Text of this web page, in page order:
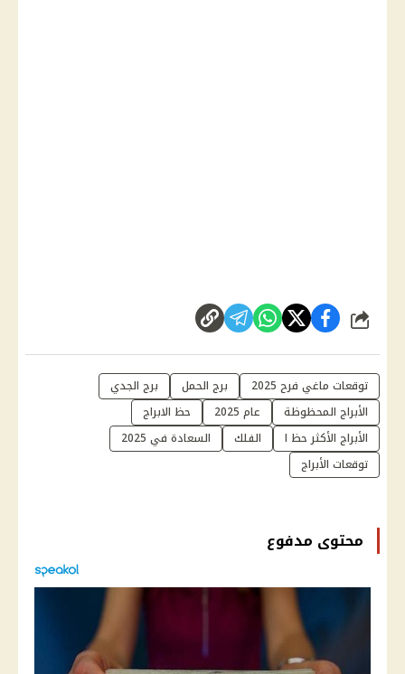
شارك
توقعات ماغي فرح 2025 برج الحمل
برج الجدي
الأبراج المحظوظة
عام 2025
حظ الابراج
الأبراج الأكثر حظ ا
الفلك
السعادة في 2025
توقعات الأبراج
محتوى مدفوع